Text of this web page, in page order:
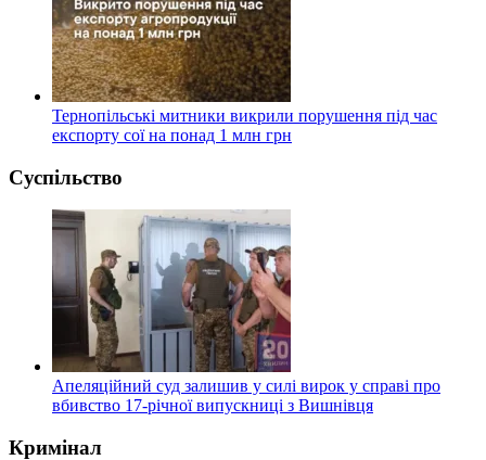
Тернопільські митники викрили порушення під час
експорту сої на понад 1 млн грн
Суспільство
Апеляційний суд залишив у силі вирок у справі про
вбивство 17-річної випускниці з Вишнівця
Кримінал